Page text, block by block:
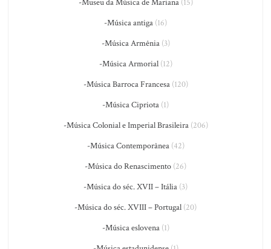
-Museu da Música de Mariana(15)
-Música antiga (16)
-Música Armênia(3)
-Música Armorial(12)
-Música Barroca Francesa(120)
-Música Cipriota (1)
-Música Colonial e Imperial Brasileira(206)
-Música Contemporânea(42)
-Música do Renascimento (26)
-Música do séc. XVII – Itália (3)
-Música do séc. XVIII – Portugal (20)
-Música eslovena(1)